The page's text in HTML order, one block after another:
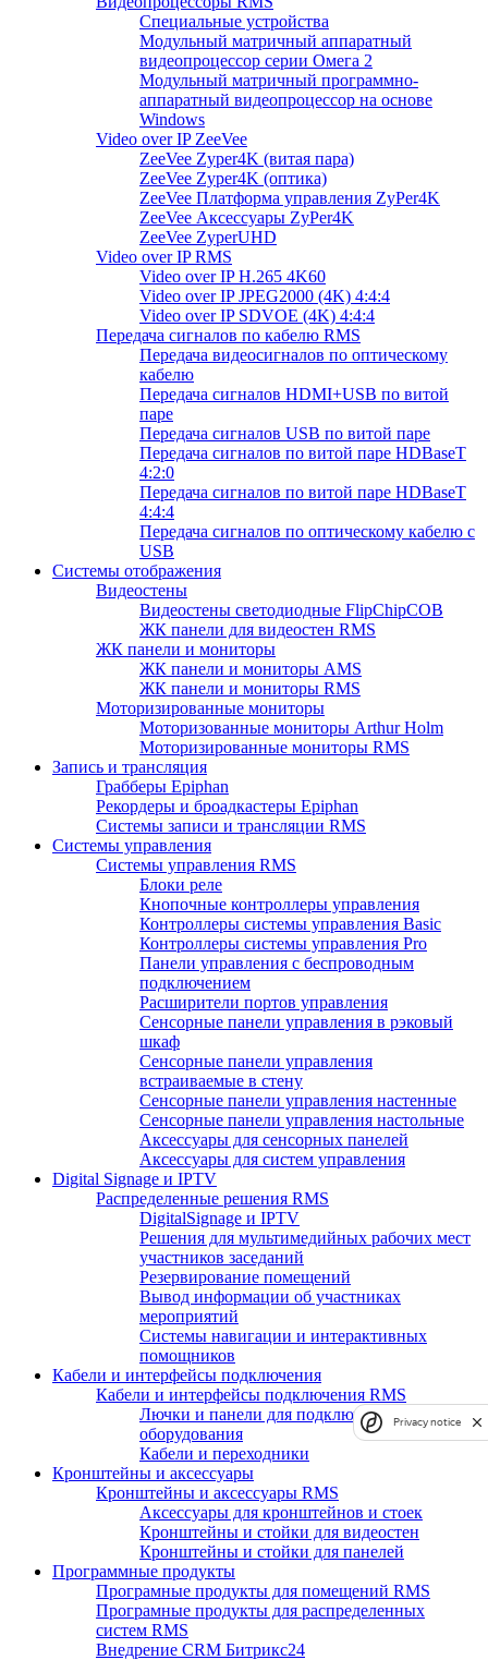
Специальные устройства
Модульный матричный аппаратный
видеопроцессор серии Омега 2
Модульный матричный программно-
аппаратный видеопроцессор на основе
Windows
Video over IP ZeeVee
ZeeVee Zyper4K (витая пара)
ZeeVee Zyper4K (оптика)
ZeeVee Платформа управления ZyPer4K
ZeeVee Аксессуары ZyPer4K
ZeeVee ZyperUHD
Video over IP RMS
Video over IP H.265 4K60
Video over IP JPEG2000 (4K) 4:4:4
Video over IP SDVOE (4K) 4:4:4
Передача сигналов по кабелю RMS
Передача видеосигналов по оптическому
кабелю
Передача сигналов HDMI+USB по витой
паре
Передача сигналов USB по витой паре
Передача сигналов по витой паре HDBaseT
4:2:0
Передача сигналов по витой паре HDBaseT
4:4:4
Передача сигналов по оптическому кабелю с
USB
Системы отображения
Видеостены
Видеостены светодиодные FlipChipCOB
ЖК панели для видеостен RMS
ЖК панели и мониторы
ЖК панели и мониторы AMS
ЖК панели и мониторы RMS
Моторизированные мониторы
Моторизованные мониторы Arthur Holm
Моторизированные мониторы RMS
Запись и трансляция
Грабберы Epiphan
Рекордеры и броадкастеры Epiphan
Системы записи и трансляции RMS
Системы управления
Системы управления RMS
Блоки реле
Кнопочные контроллеры управления
Контроллеры системы управления Basic
Контроллеры системы управления Pro
Панели управления с беспроводным
подключением
Расширители портов управления
Сенсорные панели управления в рэковый
шкаф
Сенсорные панели управления
встраиваемые в стену
Сенсорные панели управления настенные
Сенсорные панели управления настольные
Аксессуары для сенсорных панелей
Аксессуары для систем управления
Digital Signage и IPTV
Распределенные решения RMS
DigitalSignage и IPTV
Решения для мультимедийных рабочих мест
участников заседаний
Резервирование помещений
Вывод информации об участниках
мероприятий
Системы навигации и интерактивных
помощников
Кабели и интерфейсы подключения
Кабели и интерфейсы подключения RMS
Лючки и панели для подключения
оборудования
Кабели и переходники
Кронштейны и аксессуары
Кронштейны и аксессуары RMS
Аксессуары для кронштейнов и стоек
Кронштейны и стойки для видеостен
Кронштейны и стойки для панелей
Программные продукты
Програмные продукты для помещений RMS
Програмные продукты для распределенных
систем RMS
Внедрение CRM Битрикс24
Privacy notice